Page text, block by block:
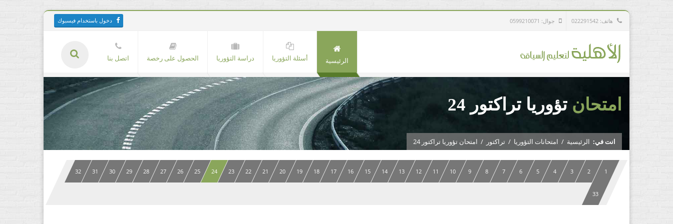
هاتف: 022291542 جوال: 0599210071 دخول باستخدام فيسبوك
الرئيسية أسئلة التؤوريا دراسة التؤوريا الحصول على رخصة اتصل بنا
امتحان تؤوريا تراكتور 24
انت في: الرئيسية / امتحانات التؤوريا / تراكتور / امتحان تؤوريا تراكتور 24
1
2
3
4
5
6
7
8
9
10
11
12
13
14
15
16
17
18
19
20
21
22
23
24
25
26
27
28
29
30
31
32
33